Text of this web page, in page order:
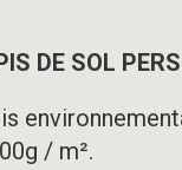
DE SOL
/ m².